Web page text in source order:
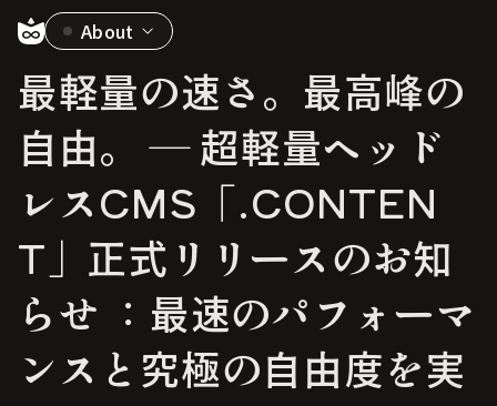
About
最軽量の速さ。最高峰の
自由。 ― 超軽量ヘッド
レスCMS「.CONTEN
T」正式リリースのお知
らせ ：最速のパフォーマ
ンスと究極の自由度を実